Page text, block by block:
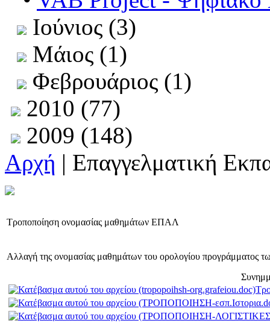
Ιούνιος (3)
Μάιος (1)
Φεβρουάριος (1)
2010 (77)
2009 (148)
Αρχή | Επαγγελματική
Τροποποίηση ονομασίας μαθημάτων ΕΠΑΛ
Αλλαγή της ονομασίας μαθημάτων του ορολογίου